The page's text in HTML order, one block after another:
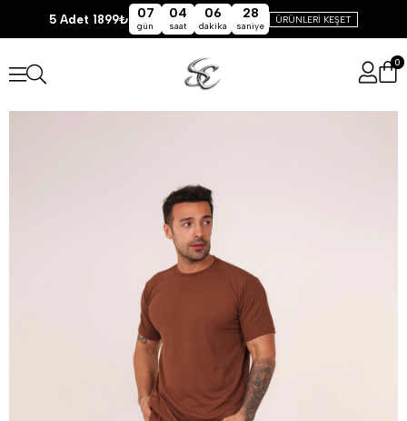
5 Adet 1899₺ 07
gün
04
saat
06
dakika
28
saniye
ÜRÜNLERİ KEŞET
0